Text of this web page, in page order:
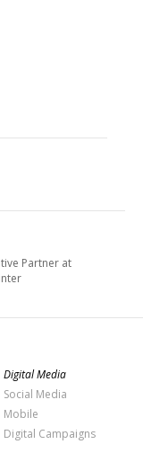
Partner at
Digital Media
Social Media
Mobile
Digital Campaigns